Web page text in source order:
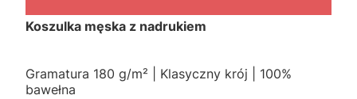
Koszulka męska z nadrukiem
Gramatura 180 g/m² | Klasyczny krój | 100%
bawełna